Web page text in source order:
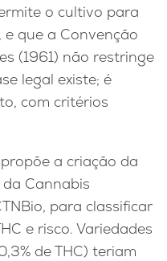
o cultivo para
que a Convenção
(1961) não restringe
legal existe; é
com critérios
a criação da
da Cannabis
para classificar
e risco. Variedades
de THC) teriam